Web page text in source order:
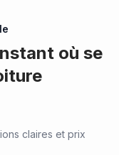
où se
claires et prix